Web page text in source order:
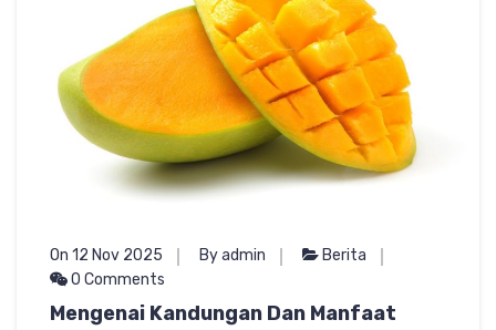
On 12 Nov 2025 By admin
Berita
0 Comments
Mengenai Kandungan Dan Manfaat